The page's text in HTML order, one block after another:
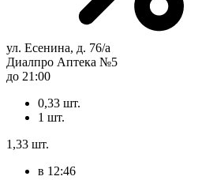
ул. Есенина, д. 76/а
Диалпро Аптека №5
до 21:00
0,33 шт.
1 шт.
1,33 шт.
в 12:46